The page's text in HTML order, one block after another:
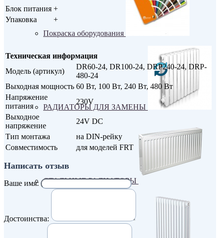
Покраска оборудования
РАДИАТОРЫ ДЛЯ ЗАМЕНЫ
СТАЛЬНЫЕ РАДИАТОРЫ
Блок питания +
Упаковка
+
Техническая информация
Модель (артикул)
DR60-24, DR100-24, DRP240-24, DRP-
480-24
Выходная мощность 60 Вт, 100 Вт, 240 Вт, 480 Вт
Напряжение
питания
230V
Выходное
напряжение
24V DC
Тип монтажа
на DIN-рейку
Совместимость
для моделей FRT
Написать отзыв
Ваше имя:
Достоинства: